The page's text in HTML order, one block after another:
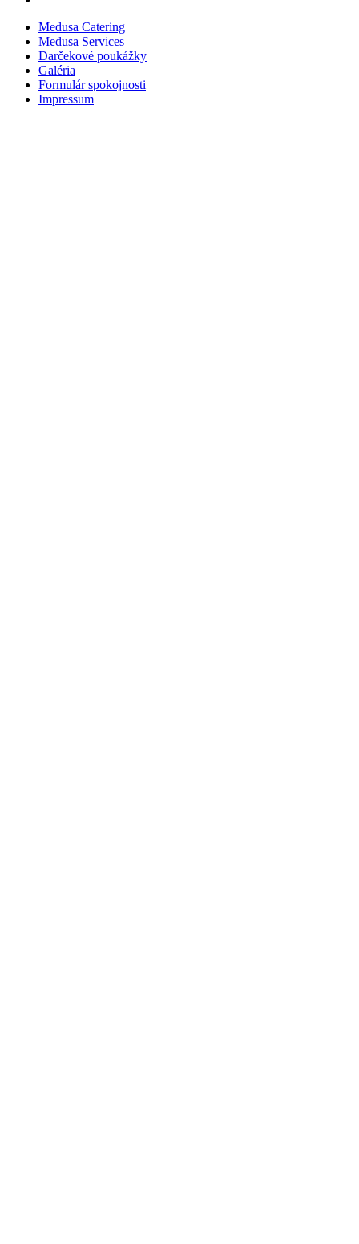
Medusa Catering
Medusa Services
Darčekové poukážky
Galéria
Formulár spokojnosti
Impressum